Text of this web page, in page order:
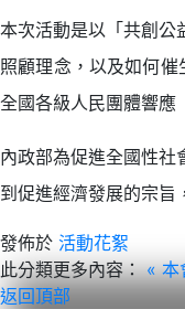
本次活動是以「共創公
照顧理念，以及如何
全國各級人民團體響應
內政部為促進全國性社
到促進經濟發展的宗旨
發佈於 活動花絮
此分類更多內容： « 本
返回頂部